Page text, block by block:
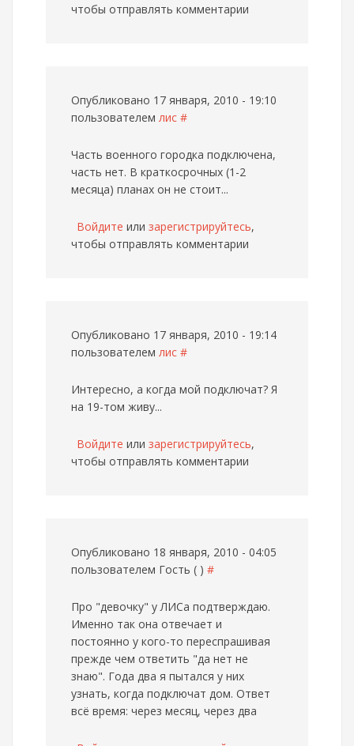
чтобы отправлять комментарии
Опубликовано 17 января, 2010 - 19:10
пользователем лис #
Часть военного городка подключена,
часть нет. В краткосрочных (1-2
месяца) планах он не стоит...
Войдите или зарегистрируйтесь,
чтобы отправлять комментарии
Опубликовано 17 января, 2010 - 19:14
пользователем лис #
Интересно, а когда мой подключат? Я
на 19-том живу...
Войдите или зарегистрируйтесь,
чтобы отправлять комментарии
Опубликовано 18 января, 2010 - 04:05
пользователем Гость ( ) #
Про "девочку" у ЛИСа подтверждаю.
Именно так она отвечает и
постоянно у кого-то переспрашивая
прежде чем ответить "да нет не
знаю". Года два я пытался у них
узнать, когда подключат дом. Ответ
всё время: через месяц, через два